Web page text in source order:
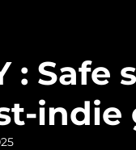
: Safe
indie